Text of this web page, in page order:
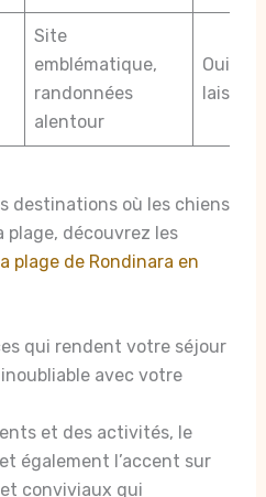
Site
emblématique,
randonnées
alentour
Oui, en
laisse
destinations où les chiens
plage, découvrez les
plage de Rondinara en
qui rendent votre séjour
avec votre
et des activités, le
également l’accent sur
conviviaux qui